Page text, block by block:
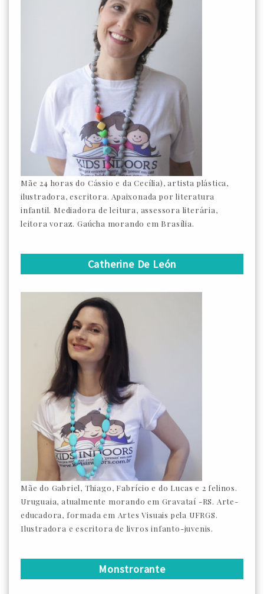
Mãe 24 horas do Cássio e da Cecília), artista plástica,
ilustradora, escritora. Apaixonada por literatura
infantil. Mediadora de leitura, assessora literária,
leitora voraz. Gaúcha morando em Brasília.
Catherine De León
Mãe do Gabriel, Thiago, Fabrício e do Lucas e 2 felinos.
Uruguaia, atualmente morando em Gravataí -RS. Arte-
educadora, formada em Artes Visuais pela UFRGS.
Ilustradora e escritora de livros infanto-juvenis.
Monstrorante